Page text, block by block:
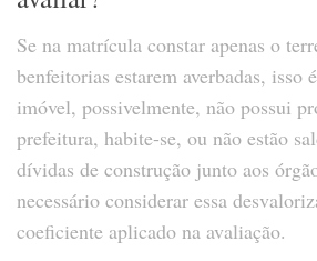
Se na matrícula constar apenas o
benfeitorias estarem averbadas, isso
imóvel, possivelmente, não possui
prefeitura, habite-se, ou não estão
dívidas de construção junto aos
necessário considerar essa
coeficiente aplicado na avaliação.